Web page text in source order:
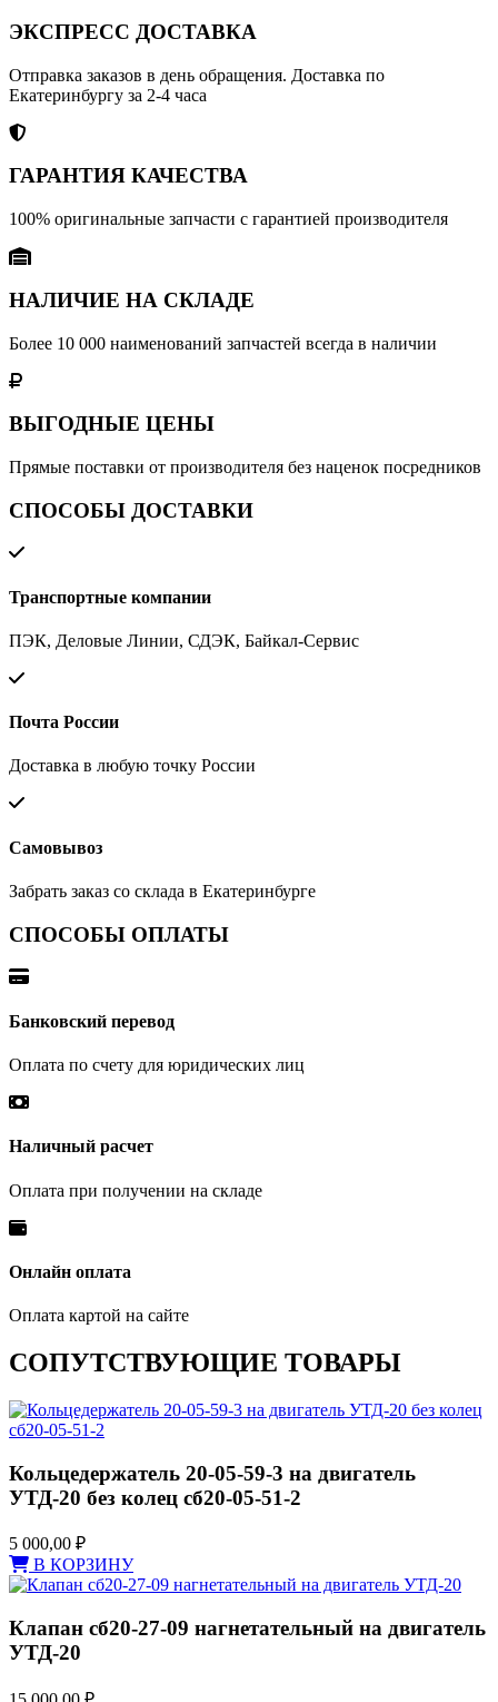
ЭКСПРЕСС ДОСТАВКА
Отправка заказов в день обращения. Доставка по
Екатеринбургу за 2-4 часа
ГАРАНТИЯ КАЧЕСТВА
100% оригинальные запчасти с гарантией производителя
НАЛИЧИЕ НА СКЛАДЕ
Более 10 000 наименований запчастей всегда в наличии
ВЫГОДНЫЕ ЦЕНЫ
Прямые поставки от производителя без наценок посредников
СПОСОБЫ ДОСТАВКИ
Транспортные компании
ПЭК, Деловые Линии, СДЭК, Байкал-Сервис
Почта России
Доставка в любую точку России
Самовывоз
Забрать заказ со склада в Екатеринбурге
СПОСОБЫ ОПЛАТЫ
Банковский перевод
Оплата по счету для юридических лиц
Наличный расчет
Оплата при получении на складе
Онлайн оплата
Оплата картой на сайте
СОПУТСТВУЮЩИЕ ТОВАРЫ
Кольцедержатель 20-05-59-3 на двигатель
УТД-20 без колец сб20-05-51-2
5 000,00 ₽
В КОРЗИНУ
Клапан сб20-27-09 нагнетательный на двигатель
УТД-20